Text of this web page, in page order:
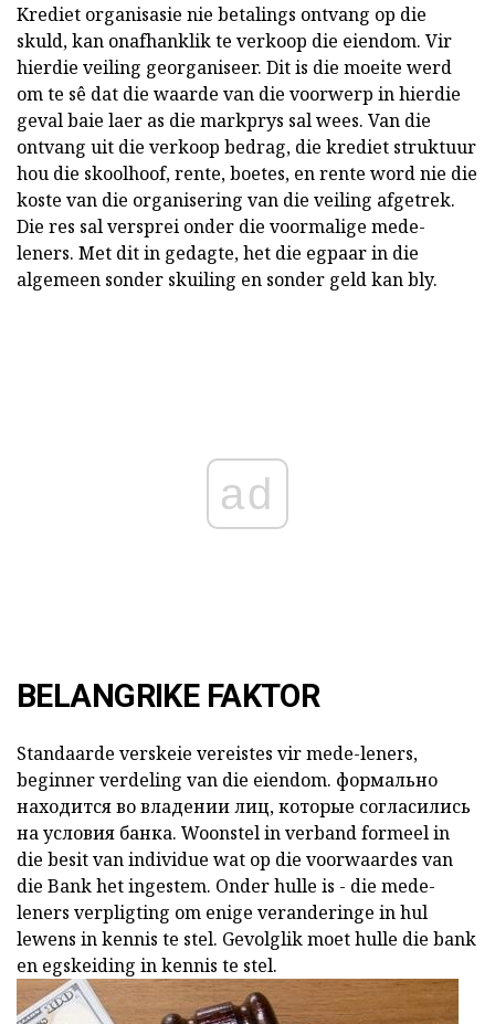
Krediet organisasie nie betalings ontvang op die
skuld, kan onafhanklik te verkoop die eiendom. Vir
hierdie veiling georganiseer. Dit is die moeite werd
om te sê dat die waarde van die voorwerp in hierdie
geval baie laer as die markprys sal wees. Van die
ontvang uit die verkoop bedrag, die krediet struktuur
hou die skoolhoof, rente, boetes, en rente word nie die
koste van die organisering van die veiling afgetrek.
Die res sal versprei onder die voormalige mede-
leners. Met dit in gedagte, het die egpaar in die
algemeen sonder skuiling en sonder geld kan bly.
ad
BELANGRIKE FAKTOR
Standaarde verskeie vereistes vir mede-leners,
beginnerverdeling van die eiendom. формально
находится во владении лиц, которые согласились
на условия банка. Woonstel in verbandformeel in
die besit van individue wat op die voorwaardes van
die Bank het ingestem. Onder hulle is - die mede-
leners verpligting om enige veranderinge in hul
lewens in kennis te stel. Gevolglik moet hulle die bank
en egskeiding in kennis te stel.